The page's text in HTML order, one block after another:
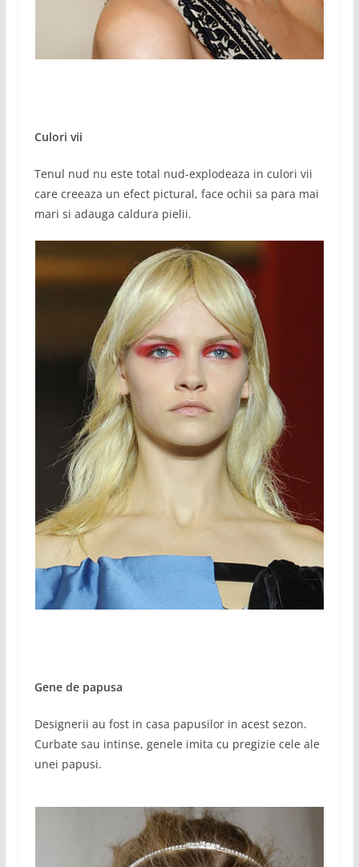
Culori vii
Tenul nud nu este total nud-explodeaza in culori vii
care creeaza un efect pictural, face ochii sa para mai
mari si adauga caldura pielii.
Gene de papusa
Designerii au fost in casa papusilor in acest sezon.
Curbate sau intinse, genele imita cu pregizie cele ale
unei papusi.